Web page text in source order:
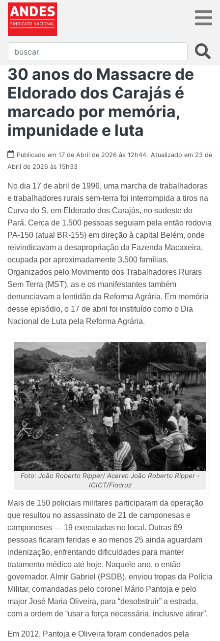
30 anos do Massacre de
Eldorado dos Carajás é
marcado por memória,
impunidade e luta
Publicado em 17 de Abril de 2026 às 12h44. Atualizado em 23 de
Abril de 2026 às 15h33
No dia 17 de abril de 1996, uma marcha de trabalhadoras
e trabalhadores rurais sem-terra foi interrompida a tiros na
Curva do S, em Eldorado dos Carajás, no sudeste do
Pará. Cerca de 1.500 pessoas seguiam pela então rodovia
PA-150 (atual BR-155) em direção à capital Belém, onde
reivindicavam a desapropriação da Fazenda Macaxeira,
ocupada por aproximadamente 3.500 famílias.
Organizados pelo Movimento dos Trabalhadores Rurais
Sem Terra (MST), as e os manifestantes também
denunciavam a lentidão da Reforma Agrária. Em memória
desse episódio, o 17 de abril foi instituído como o Dia
Nacional de Luta pela Reforma Agrária.
Foto: João Roberto Ripper/ Acervo João Roberto Ripper -
ICICT/Fiocruz
Mais de 150 policiais militares participaram da operação
que resultou no assassinato de 21 de camponesas e
camponeses — 19 executadas no local. Outras 69
pessoas ficaram feridas e ao menos 25 ainda aguardam
indenização, enfrentando dificuldades para manter
tratamento médico até hoje. Naquele ano, o então
governador, Almir Gabriel (PSDB), enviou tropas da Polícia
Militar, comandadas pelo coronel Mário Pantoja e pelo
major José Maria Oliveira, para “desobstruir” a estrada,
com a ordem de “usar a força necessária, inclusive atirar”.
Em 2012, Pantoja e Oliveira foram condenados pela